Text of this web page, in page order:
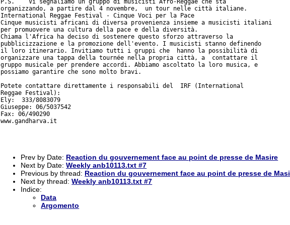
P.S.	Vi segnaliamo un gruppo di musicisti Afro-Reggae che sta
organizzando, a partire dal 4 novembre,  un tour nelle città italiane.
International Reggae Festival - Cinque Voci per la Pace
Cinque musicisti africani di diversa provenienza insieme a musicisti italiani
per promuovere una cultura della pace e della diversità.
Chiama l'Africa ha deciso di sostenere questo sforzo attraverso la
pubblicizzazione e la promozione dell'evento. I musicisti stanno definendo
il loro itinerario. Invitiamo tutti i gruppi che  hanno la possibilità di
organizzare una tappa della tournée nella propria città, a  contattare il
gruppo musicale per prendere accordi. Abbiamo ascoltato la loro musica, e
possiamo garantire che sono molto bravi.
Potete contattare direttamente i responsabili del  IRF (International
Reggae Festival):
Ely:  333/8083079
Giuseppe: 06/5037542
Fax: 06/490290
www.gandharva.it
Prev by Date: Reaction du gouvernement face au point de presse de Masire
Next by Date:Weekly anb10113.txt #7
Previous by thread: Reaction du gouvernement face au point de presse de
Next by thread:Weekly anb10113.txt #7
Indice:
Data
Argomento